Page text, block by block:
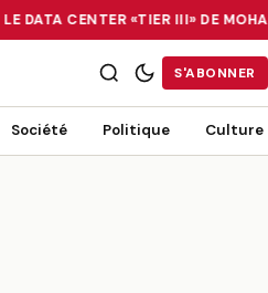
DATA CENTER «TIER III» DE
«TIER III» DE MOHAMMADIA, UN
S'ABONNER
Société Politique Culture